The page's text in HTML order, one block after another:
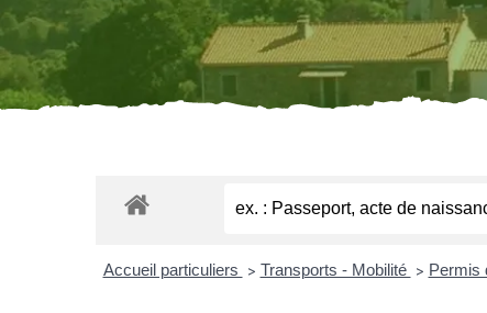
Accueil particuliers > Transports - Mobilité > Permis